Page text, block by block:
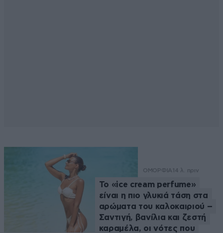
ΟΜΟΡΦΙΑ 14 λ. πριν
Το «ice cream perfume»
είναι η πιο γλυκιά τάση στα
αρώματα του καλοκαιριού –
Σαντιγή, βανίλια και ζεστή
καραμέλα, οι νότες που